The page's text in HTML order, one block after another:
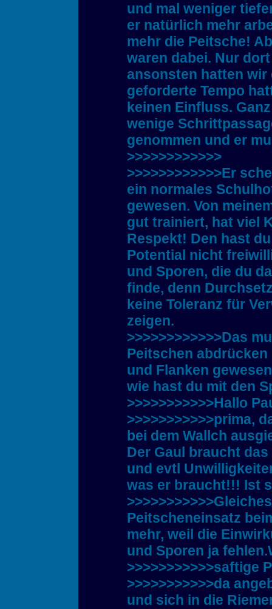
und mal weniger
er natürlich mehr
mehr die Peitsche!
waren dabei. Nur
ansonsten hatten
geforderte Tempo
keinen Einfluss.
wenige
genommen und er
>>>>>>>>>>>>
>>>>>>>>>>>>Er
ein normales
gewesen. Von
gut trainiert, hat viel
Respekt! Den hast
Potential nicht
und Sporen, die du
finde, denn
keine Toleranz für
zeigen.
>>>>>>>>>>>>Das
Peitschen
und Flanken
wie hast du mit den
>>>>>>>>>>>Hallo
>>>>>>>>>>>prima,
bei dem Wallch
Der Gaul braucht
und evtl
was er braucht!!! Ist
Peitscheneinsatz
mehr, weil die
und Sporen ja
>>>>>>>>>>>saftige
>>>>>>>>>>>da
und sich in die